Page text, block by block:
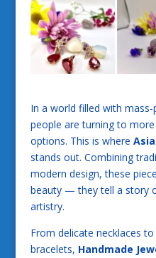
In a world filled with
people are turning to
options. This is where
stands out. Combining
modern design, these
beauty — they tell a story
artistry.
From delicate necklaces
bracelets, Handmade